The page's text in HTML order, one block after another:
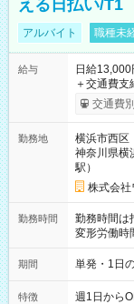
える日払い/T1
アルバイト 職種未
給与
日給13,000
＋交通費支給 ★交通費全額支給！ ┗案件により規定あ
いOK！（
ンビニATMか
交通費
勤務地
横浜市西区
神奈川県横
駅）
株式会社
勤務時間
勤務時間は
変形労働時間制
～21：00
期間 単発・1日
特徴
週1日から